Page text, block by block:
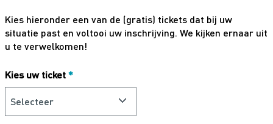
Kies hieronder een van de (gratis) tickets dat bij uw
situatie past en voltooi uw inschrijving. We kijken ernaar uit
u te verwelkomen!
Kies uw ticket*